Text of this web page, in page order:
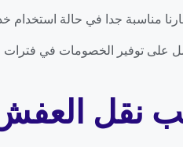
مناسبة جدا في حالة
على توفير الخصومات في
نقل